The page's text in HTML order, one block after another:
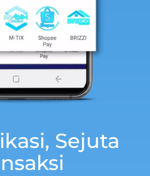
Sejuta